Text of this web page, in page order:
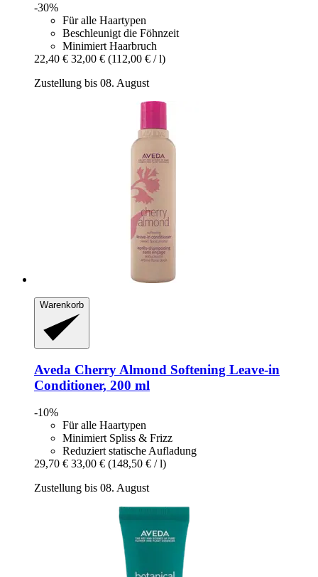
-30%
Für alle Haartypen
Beschleunigt die Föhnzeit
Minimiert Haarbruch
22,40 € 32,00 € (112,00 € / l)
Zustellung bis 08. August
Warenkorb
Aveda Cherry Almond Softening Leave-​in
Conditioner, 200 ml
-10%
Für alle Haartypen
Minimiert Spliss & Frizz
Reduziert statische Aufladung
29,70 € 33,00 € (148,50 € / l)
Zustellung bis 08. August